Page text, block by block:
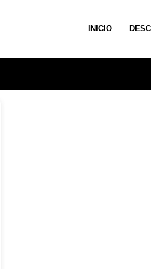
INICIO